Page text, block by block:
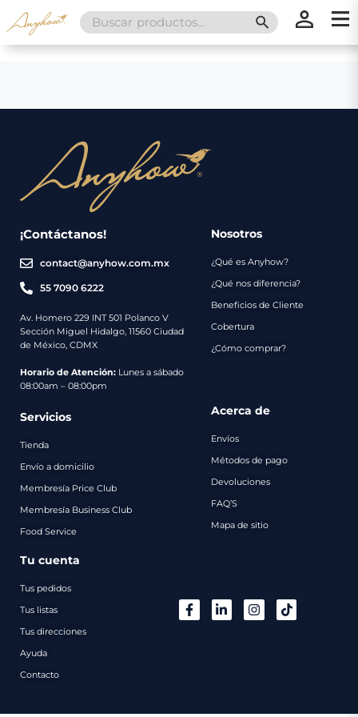
Search
for:
SEARCH
¡Contáctanos!
contact@anyhow.com.mx
55 7090 6222
Av. Homero 229 INT 501 Polanco V
Sección Miguel Hidalgo, 11560 Ciudad
de México, CDMX
Horario de Atención: Lunes a sábado
08:00am – 08:00pm
Nosotros
¿Qué es Anyhow?
¿Qué nos diferencia?
Beneficios de Cliente
Cobertura
¿Cómo comprar?
Servicios
Tienda
Envío a domicilio
Membresía Price Club
Membresía Business Club
Food Service
Acerca de
Envíos
Métodos de pago
Devoluciones
FAQ’S
Mapa de sitio
Tu cuenta
Tus pedidos
Tus listas
Tus direcciones
Ayuda
Contacto
Nosotros
Servicios
Envíos
Métodos
de
Catálogo
Regalos
Contacto